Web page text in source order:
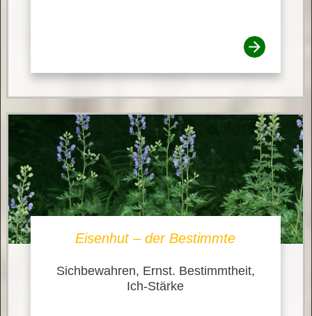
Eisenhut – der Bestimmte
Sichbewahren, Ernst. Bestimmtheit,
Ich-Stärke